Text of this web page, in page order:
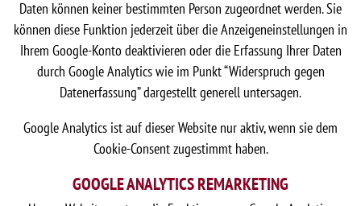
Daten können keiner bestimmten Person zugeordnet werden. Sie
können diese Funktion jederzeit über die Anzeigeneinstellungen in
Ihrem Google-Konto deaktivieren oder die Erfassung Ihrer Daten
durch Google Analytics wie im Punkt “Widerspruch gegen
Datenerfassung” dargestellt generell untersagen.
Google Analytics ist auf dieser Website nur aktiv, wenn sie dem
Cookie-Consent zugestimmt haben.
GOOGLE ANALYTICS REMARKETING